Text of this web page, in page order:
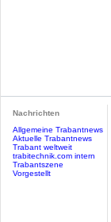
Nachrichten
Allgemeine Trabantnews
Aktuelle Trabantnews
Trabant weltweit
trabitechnik.com intern
Trabantszene
Vorgestellt